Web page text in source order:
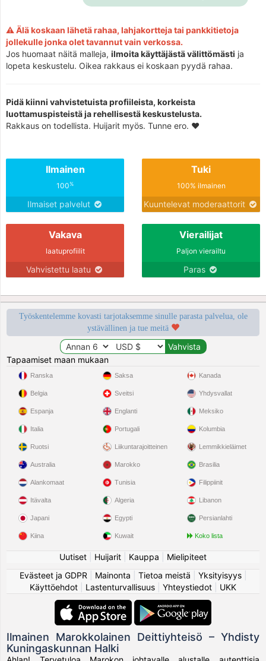
⚠️ Älä koskaan lähetä rahaa, lahjakortteja tai pankkitietoja
jollekulle jonka olet tavannut vain verkossa.
Jos huomaat näitä malleja, ilmoita käyttäjästä välittömästi ja
lopeta keskustelu. Oikea rakkaus ei koskaan pyydä rahaa.
Pidä kiinni vahvistetuista profiileista, korkeista
luottamuspisteistä ja rehellisestä keskustelusta.
Rakkaus on todellista. Huijarit myös. Tunne ero. ❤️
Ilmainen
100%
Ilmaiset palvelut
Tuki
100% ilmainen
Kuuntelevat moderaattorit
Vakava
laatuprofiilit
Vahvistettu laatu
Vierailijat
Paljon vierailtu
Paras
Työskentelemme kovasti tarjotaksemme sinulle parasta palvelua, ole
ystävällinen ja tue meitä
Tapaamiset maan mukaan
Ranska
Belgia
Espanja
Italia
Ruotsi
Saksa
Sveitsi
Englanti
Portugali
Liikuntarajoitteinen
Kanada
Yhdysvallat
Meksiko
Kolumbia
Lemmikkieläimet
Australia
Alankomaat
Itävalta
Japani
Kiina
Marokko
Tunisia
Algeria
Egypti
Kuwait
Brasilia
Filippiinit
Libanon
Persianlahti
Koko lista
Uutiset Huijarit Kauppa
Mielipiteet
Evästeet ja GDPR
Mainonta Tietoa meistä Yksityisyys|
Käyttöehdot
Lastenturvallisuus Yhteystiedot UKK
Ilmainen Marokkolainen Deittiyhteisö – Yhdisty
Kuningaskunnan Halki